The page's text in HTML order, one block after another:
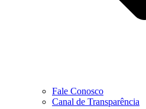
Fale Conosco
Canal de Transparência